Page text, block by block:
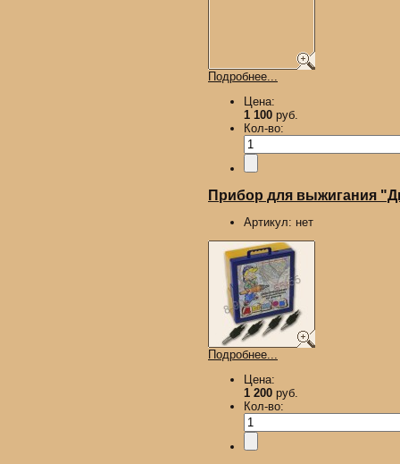
Подробнее...
Цена:
1 100 руб.
Кол-во:
Прибор для выжигания
Артикул: нет
Подробнее...
Цена:
1 200 руб.
Кол-во: